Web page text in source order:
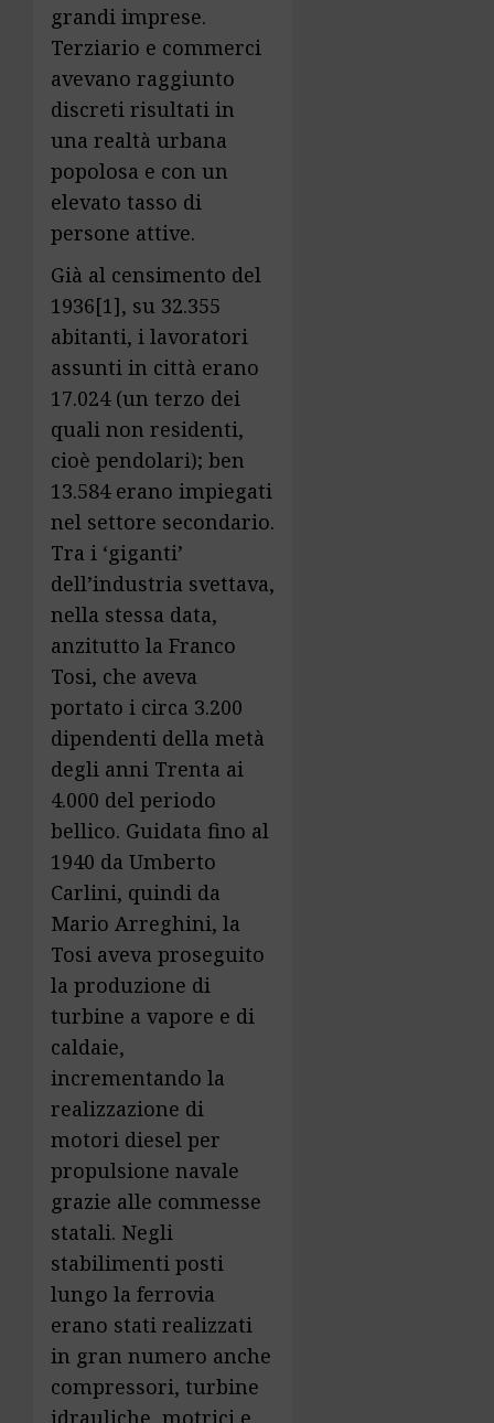
grandi imprese.
Terziario e commerci
avevano raggiunto
discreti risultati in
una realtà urbana
popolosa e con un
elevato tasso di
persone attive.
Già al censimento del
1936[1], su 32.355
abitanti, i lavoratori
assunti in città erano
17.024 (un terzo dei
quali non residenti,
cioè pendolari); ben
13.584 erano impiegati
nel settore secondario.
Tra i ‘giganti’
dell’industria svettava,
nella stessa data,
anzitutto la Franco
Tosi, che aveva
portato i circa 3.200
dipendenti della metà
degli anni Trenta ai
4.000 del periodo
bellico. Guidata fino al
1940 da Umberto
Carlini, quindi da
Mario Arreghini, la
Tosi aveva proseguito
la produzione di
turbine a vapore e di
caldaie,
incrementando la
realizzazione di
motori diesel per
propulsione navale
grazie alle commesse
statali. Negli
stabilimenti posti
lungo la ferrovia
erano stati realizzati
in gran numero anche
compressori, turbine
idrauliche, motrici e